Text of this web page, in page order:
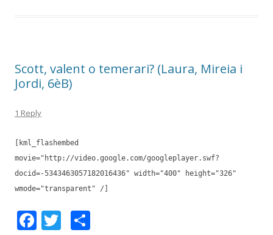
k ix
Scott, valent o temerari? (Laura, Mireia i
Jordi, 6èB)
1 Reply
[kml_flashembed
movie="http://video.google.com/googleplayer.swf?
docid=-5343463057182016436" width="400" height="326"
wmode="transparent" /]
F T